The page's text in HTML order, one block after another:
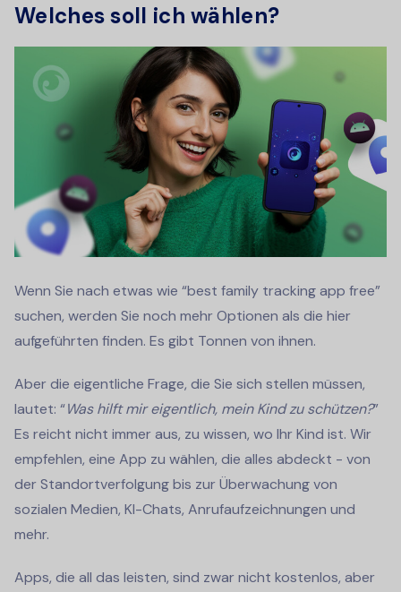
Welches soll ich wählen?
Wenn Sie nach etwas wie “best family tracking app free”
suchen, werden Sie noch mehr Optionen als die hier
aufgeführten finden. Es gibt Tonnen von ihnen.
Aber die eigentliche Frage, die Sie sich stellen müssen,
lautet: “Was hilft mir eigentlich, mein Kind zu schützen?”
Es reicht nicht immer aus, zu wissen, wo Ihr Kind ist. Wir
empfehlen, eine App zu wählen, die alles abdeckt - von
der Standortverfolgung bis zur Überwachung von
sozialen Medien, KI-Chats, Anrufaufzeichnungen und
mehr.
Apps, die all das leisten, sind zwar nicht kostenlos, aber